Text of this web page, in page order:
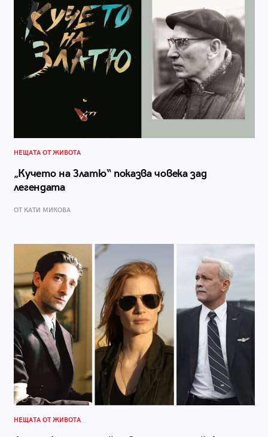
НЕЩАТА ОТ ЖИВОТА
„Кучето на Златю“ показва човека зад
легендата
ОТ КАТИ МИКОВА
НЕЩАТА ОТ ЖИВОТА